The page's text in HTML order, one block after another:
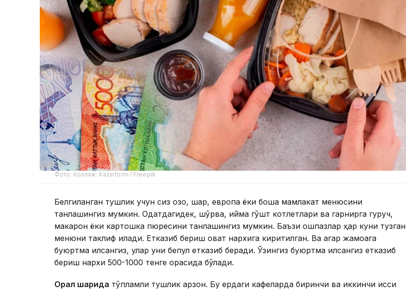
Фото: Коллаж: Kazinform / Freepik
Белгиланган тушлик учун сиз қозоқ, шарқ, европа ёки бошқа мамлакат менюсини
танлашингиз мумкин. Одатдагидек, шўрва, қийма гўшт котлетлари ва гарнирга гуруч,
макарон ёки картошка пюресини танлашингиз мумкин. Баъзи ошпазлар ҳар куни тузган
менюни таклиф қилади. Етказиб бериш овқат нархига киритилган. Ва агар жамоага
буюртма қилсангиз, улар уни бепул етказиб беради. Ўзингиз буюртма қилсангиз етказиб
бериш нархи 500-1000 тенге орасида бўлади.
Орал шаҳрида тўпламли тушлик арзон. Бу ердаги кафеларда биринчи ва иккинчи иссиқ